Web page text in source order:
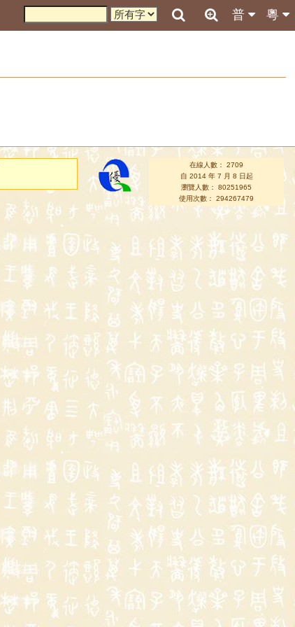
粵
普
在線人數： 2709
自 2014 年 7 月 8 日起
瀏覽人數： 80251965
使用次數： 294267479